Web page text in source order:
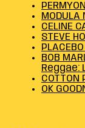
CELINE
STEVE
BOB
Reggae:
COTTON
OK